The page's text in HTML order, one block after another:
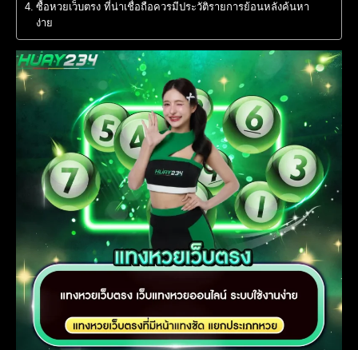
ซื้อหวยเว็บตรง ที่น่าเชื่อถือควรมีประวัติรายการย้อนหลังค้นหา
ง่าย